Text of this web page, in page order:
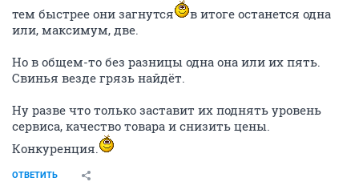
тем быстрее они загнутся
в итоге останется одна
или, максимум, две.
Но в общем-то без разницы одна она или их пять.
Свинья везде грязь найдёт.
Ну разве что только заставит их поднять уровень
сервиса, качество товара и снизить цены.
Конкуренция.
ОТВЕТИТЬ